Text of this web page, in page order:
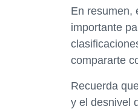
En resumen,
importante
compararte
Recuerda
y el desnivel